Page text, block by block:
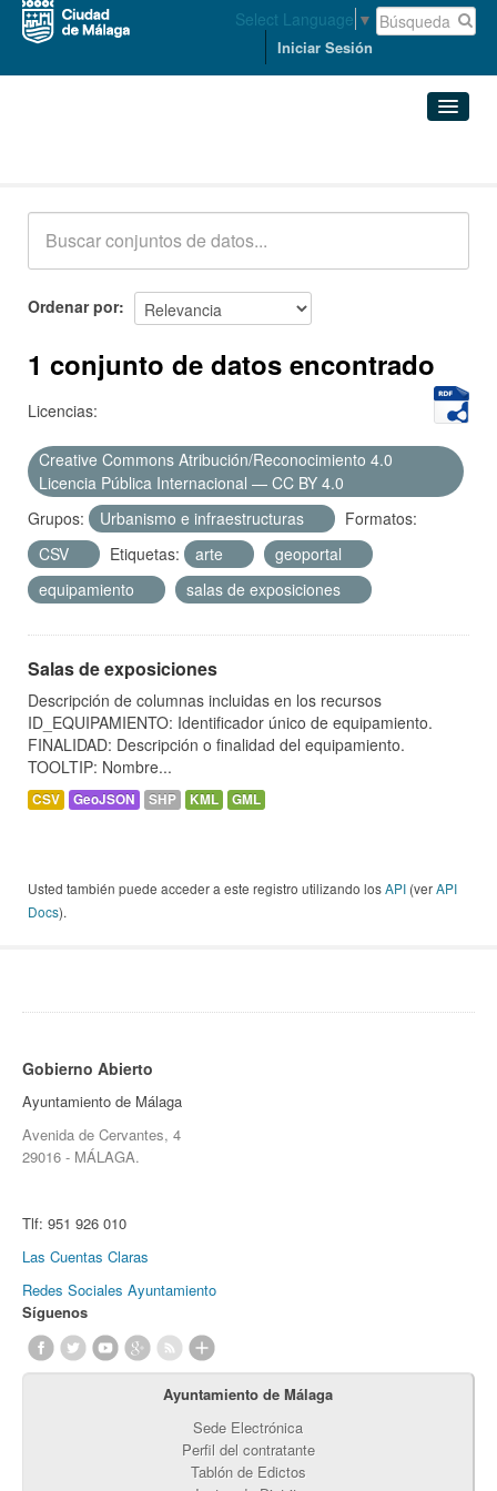
Select Language ▼
Iniciar Sesión
Acerca de
Ordenar por
1 conjunto de datos encontrado
Licencias:
Creative Commons Atribución/Reconocimiento 4.0
Licencia Pública Internacional — CC BY 4.0
Grupos:
Urbanismo e infraestructuras
Formatos:
CSV
Etiquetas: arte
geoportal
equipamiento
salas de exposiciones
Salas de exposiciones
Descripción de columnas incluidas en los recursos
ID_EQUIPAMIENTO: Identificador único de equipamiento.
FINALIDAD: Descripción o finalidad del equipamiento.
TOOLTIP: Nombre...
CSV GeoJSON SHP KML GML
Usted también puede acceder a este registro utilizando losAPI (verAPI
Docs).
Gobierno Abierto
Ayuntamiento de Málaga
Avenida de Cervantes, 4
29016 - MÁLAGA.
Tlf: 951 926 010
Las Cuentas Claras
Redes Sociales Ayuntamiento
Síguenos
Ayuntamiento de Málaga
Sede Electrónica
Perfil del contratante
Tablón de Edictos